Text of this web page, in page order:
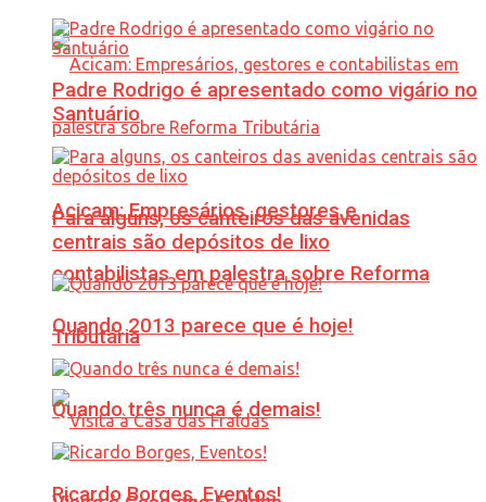
Acicam: Empresários, gestores e
contabilistas em palestra sobre Reforma
Tributária
Padre Rodrigo é apresentado como vigário no
Santuário
Para alguns, os canteiros das avenidas
centrais são depósitos de lixo
Quando 2013 parece que é hoje!
Quando três nunca é demais!
Ricardo Borges, Eventos!